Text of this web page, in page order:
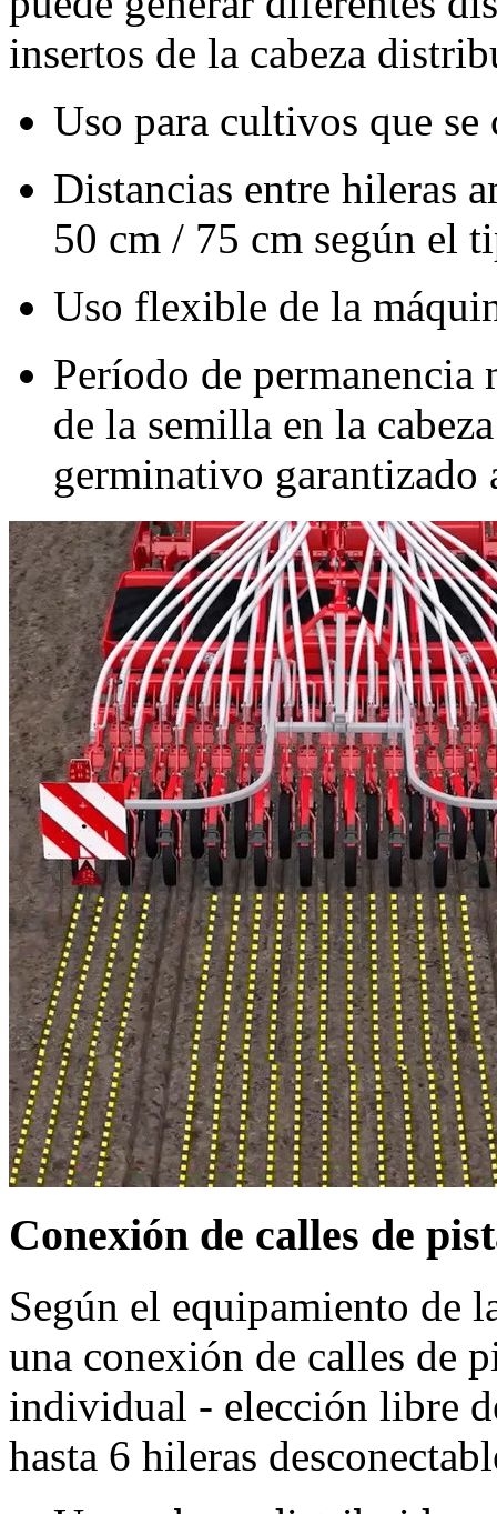
insertos de la cabeza
Uso para cultivos que
Distancias entre hileras
50 cm / 75 cm según el
Uso flexible de la
Período de permanencia
de la semilla en la
germinativo garantizado
Conexión de calles de
Según el equipamiento de
una conexión de calles de
individual - elección libre
hasta 6 hileras